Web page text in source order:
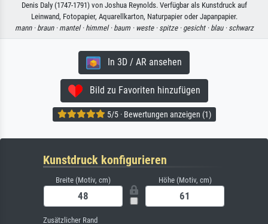
Denis Daly (1747-1791) von Joshua Reynolds. Verfügbar als Kunstdruck auf
Leinwand, Fotopapier, Aquarellkarton, Naturpapier oder Japanpapier.
mann · braun · mantel · himmel · baum · weste · spitze · gesicht · blau · schwarz
In 3D / AR ansehen
Bild zu Favoriten hinzufügen
5/5 · Bewertungen anzeigen (1)
Kunstdruck konfigurieren
Breite (Motiv, cm) Höhe (Motiv, cm)
Zusätzlicher Rand